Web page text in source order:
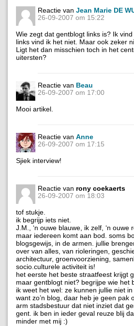
Reactie van Jean Marie DE
26-09-2007 om 15:22
Wie zegt dat gentblogt links is? Ik
links vind ik het niet. Maar ook zeker
Ligt het dan misschien toch in het
uitersten?
Reactie van Beau
26-09-2007 om 17:00
Mooi artikel.
Reactie van Anne
26-09-2007 om 17:15
Sjiek interview!
Reactie van rony coekaerts
26-09-2007 om 18:03
tof stukje.
ik begrijp iets niet.
J.M., ‘n ouwe blauwe, ik zelf, ‘n
maar iedereen komt aan bod. soms
blogsgewijs, in de armen. jullie
over van alles, van rioleringen,
architectuur, groenvoorziening,
socio.culturele activiteit is!
het eerste het beste straatfeest krijgt
maar gentblogt niet? begrijpe wie het
ik weet het wel: ze kunnen jullie niet
want zo’n blog, daar heb je geen
arm stadsbestuur dat niet inziet dat
gent. ik ben in ieder geval reuze blij
minder met mij :)